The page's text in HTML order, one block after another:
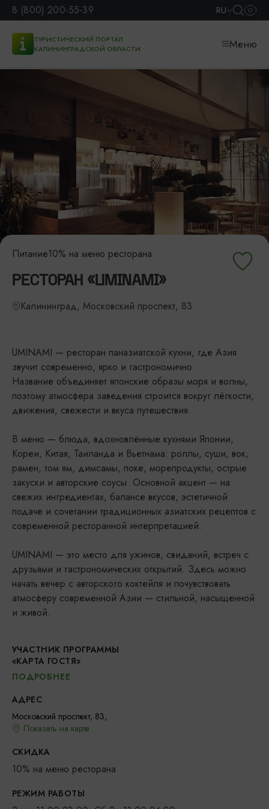
8 (800) 200-55-39 RU
ТУРИСТИЧЕСКИЙ ПОРТАЛ
КАЛИНИНГРАДСКОЙ ОБЛАСТИ
Меню
Питание10% на меню ресторана
РЕСТОРАН «UMINAMI»
Калининград, Московский проспект, 83
UMINAMI — ресторан паназиатской кухни, где Азия
звучит современно, ярко и гастрономично.
Название объединяет японские образы моря и волны,
поэтому атмосфера заведения строится вокруг лёгкости,
движения, свежести и вкуса путешествия.
В меню — блюда, вдохновлённые кухнями Японии,
Кореи, Китая, Таиланда и Вьетнама: роллы, суши, вок,
рамен, том ям, димсамы, поке, морепродукты, острые
закуски и авторские соусы. Основной акцент — на
свежих ингредиентах, балансе вкусов, эстетичной
подаче и сочетании традиционных азиатских рецептов с
современной ресторанной интерпретацией.
UMINAMI — это место для ужинов, свиданий, встреч с
друзьями и гастрономических открытий. Здесь можно
начать вечер с авторского коктейля и почувствовать
атмосферу современной Азии — стильной, насыщенной
и живой.
УЧАСТНИК ПРОГРАММЫ
«КАРТА ГОСТЯ»
ПОДРОБНЕЕ
АДРЕС
Московский проспект, 83,
Показать на карте
СКИДКА
10% на меню ресторана
РЕЖИМ РАБОТЫ